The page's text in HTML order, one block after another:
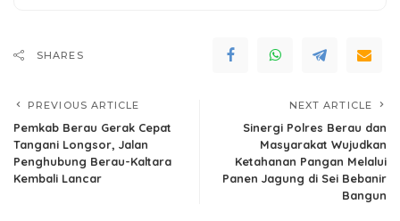
SHARES
PREVIOUS ARTICLE
Pemkab Berau Gerak Cepat
Tangani Longsor, Jalan
Penghubung Berau-Kaltara
Kembali Lancar
NEXT ARTICLE
Sinergi Polres Berau dan
Masyarakat Wujudkan
Ketahanan Pangan Melalui
Panen Jagung di Sei Bebanir
Bangun